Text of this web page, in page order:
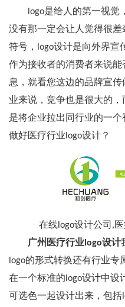
logo是给人的第一视觉
没有那一定会让人觉得很差
符号，logo设计是向外界宣
作为接收者的消费者来说
息，就看您这边的品牌宣
业来说，竞争也是很大的，
是将企业拉出同行业的一
做好医疗行业logo设计？
在线logo设计公司,
广州医疗行业logo设计
logo的形式转换还有行业专
在一个标准的logo设计中设
可选色一起设计出来，包